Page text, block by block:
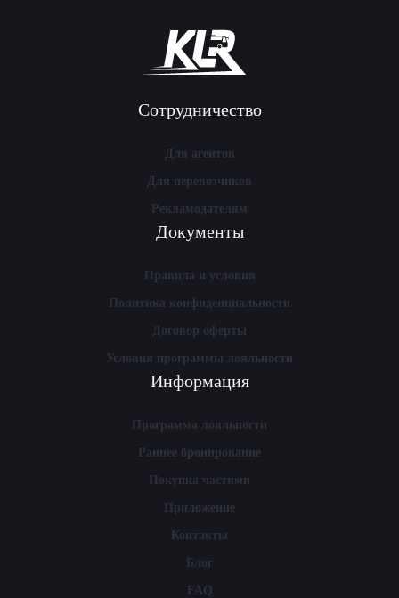
Сотрудничество
Для агентов
Для перевозчиков
Рекламодателям
Документы
Правила и условия
Политика конфиденциальности
Договор оферты
Условия программы лояльности
Информация
Программа лояльности
Раннее бронирование
Покупка частями
Приложение
Контакты
Блог
FAQ